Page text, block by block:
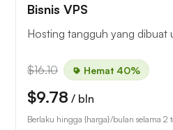
Bisnis VPS
Hosting tangguh yang dibuat
$16.10 Hemat 40%
$9.78 / bln
Berlaku hingga {harga}/bulan selama 2